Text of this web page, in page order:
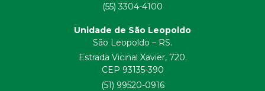
(55) 3304-4100
Unidade de São Leopoldo
São Leopoldo – RS.
Estrada Vicinal Xavier, 720.
CEP 93135-390
(51) 99520-0916